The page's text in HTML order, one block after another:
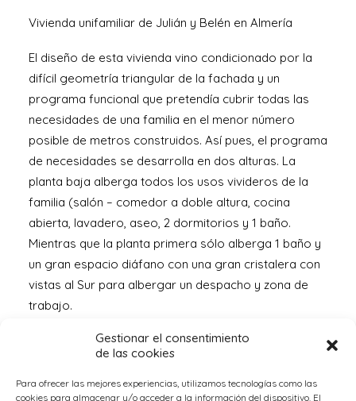
Gestionar el consentimiento
de las cookies
Para ofrecer las mejores experiencias, utilizamos tecnologías como las
cookies para almacenar y/o acceder a la información del dispositivo. El
Vivienda unifamiliar de Julián y Belén en Almería
El diseño de esta vivienda vino condicionado por la
difícil geometría triangular de la fachada y un
programa funcional que pretendía cubrir todas las
necesidades de una familia en el menor número
posible de metros construidos. Así pues, el programa
de necesidades se desarrolla en dos alturas. La
planta baja alberga todos los usos vivideros de la
familia (salón – comedor a doble altura, cocina
abierta, lavadero, aseo, 2 dormitorios y 1 baño.
Mientras que la planta primera sólo alberga 1 baño y
un gran espacio diáfano con una gran cristalera con
vistas al Sur para albergar un despacho y zona de
trabajo.
En el aspecto formal y dadas las características del
cliente, se buscan línas rectas, aristas marcadas,
colores blancos, y un voladizo que además de buscar